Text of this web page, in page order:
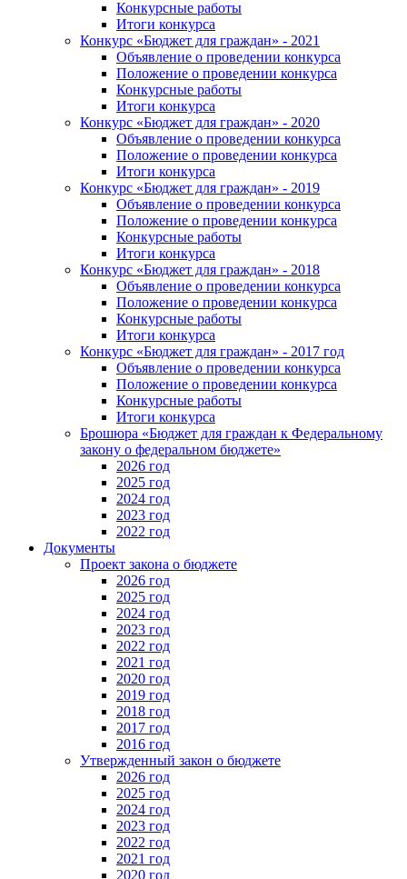
Конкурсные работы
Итоги конкурса
Конкурс «Бюджет для граждан» - 2021
Объявление о проведении конкурса
Положение о проведении конкурса
Конкурсные работы
Итоги конкурса
Конкурс «Бюджет для граждан» - 2020
Объявление о проведении конкурса
Положение о проведении конкурса
Итоги конкурса
Конкурс «Бюджет для граждан» - 2019
Объявление о проведении конкурса
Положение о проведении конкурса
Конкурсные работы
Итоги конкурса
Конкурс «Бюджет для граждан» - 2018
Объявление о проведении конкурса
Положение о проведении конкурса
Конкурсные работы
Итоги конкурса
Конкурс «Бюджет для граждан» - 2017 год
Объявление о проведении конкурса
Положение о проведении конкурса
Конкурсные работы
Итоги конкурса
Брошюра «Бюджет для граждан к Федеральному
закону о федеральном бюджете»
2026 год
2025 год
2024 год
2023 год
2022 год
Документы
Проект закона о бюджете
2026 год
2025 год
2024 год
2023 год
2022 год
2021 год
2020 год
2019 год
2018 год
2017 год
2016 год
Утвержденный закон о бюджете
2026 год
2025 год
2024 год
2023 год
2022 год
2021 год
2020 год